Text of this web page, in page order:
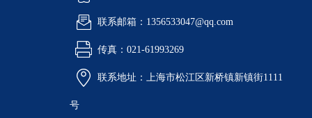
联系邮箱：1356533047@qq.com
传真：021-61993269
联系地址：上海市松江区新桥镇新镇街1111
号